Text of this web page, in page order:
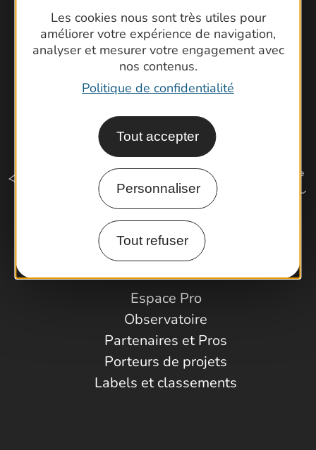
Les cookies nous sont très utiles pour
améliorer votre expérience de navigation,
analyser et mesurer votre engagement avec
nos contenus.
Politique de confidentialité
Tout accepter
Personnaliser
Tout refuser
Latitude Gard
Comment venir ?
Espace Pro
Observatoire
Partenaires et Pros
Porteurs de projets
Labels et classements